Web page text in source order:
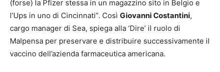
(forse) la Pfizer stessa in un magazzino sito in Belgio e
l’Ups in uno di Cincinnati”. Così Giovanni Costantini,
cargo manager di Sea, spiega alla ‘Dire’ il ruolo di
Malpensa per preservare e distribuire successivamente il
vaccino dell’azienda farmaceutica americana.